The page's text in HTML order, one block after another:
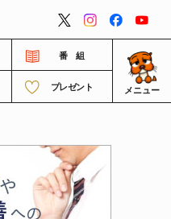
番 組
プレゼント メニュー
ビについて